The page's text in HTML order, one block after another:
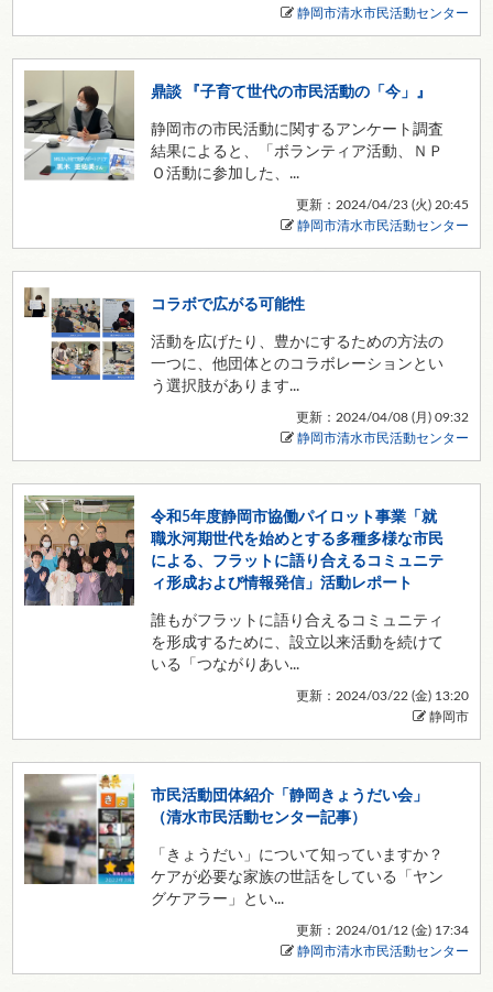
静岡市清水市民活動センター
鼎談 『子育て世代の市民活動の「今」』
静岡市の市民活動に関するアンケート調査
結果によると、「ボランティア活動、ＮＰ
Ｏ活動に参加した、...
更新：2024/04/23 (火) 20:45
静岡市清水市民活動センター
コラボで広がる可能性
活動を広げたり、豊かにするための方法の
一つに、他団体とのコラボレーションとい
う選択肢があります...
更新：2024/04/08 (月 ) 09:32
静岡市清水市民活動センター
令和5年度静岡市協働パイロット事業「就
職氷河期世代を始めとする多種多様な市民
による、フラットに語り合えるコミュニテ
ィ形成および情報発信」活動レポート
誰もがフラットに語り合えるコミュニティ
を形成するために、設立以来活動を続けて
いる「つながりあい...
更新：2024/03/22 (金) 13:20
静岡市
市民活動団体紹介「静岡きょうだい会」
（清水市民活動センター記事）
「きょうだい」について知っていますか？
ケアが必要な家族の世話をしている「ヤン
グケアラー」とい...
更新：2024/01/12 (金) 17:34
静岡市清水市民活動センター